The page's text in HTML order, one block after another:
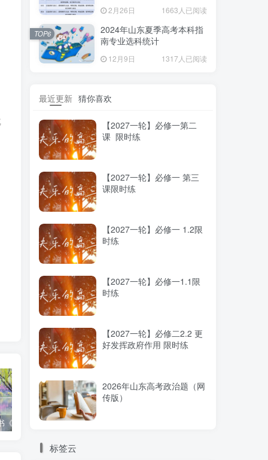
高考蓝皮书《高考研究报告（2025）》出版发行 12种选科组合优劣势
2月26日 1663人已阅读
2024年山东夏季高考本科指
南专业选科统计
12月9日 1317人已阅读
TOP6
最近更新 猜你喜欢
【2027一轮】必修一第二
课 限时练
【2027一轮】必修一 第三
课限时练
【2027一轮】必修一 1.2限
时练
【2027一轮】必修一1.1限
时练
【2027一轮】必修二2.2 更
好发挥政府作用 限时练
2026年山东高考政治题（网
传版）
标签云